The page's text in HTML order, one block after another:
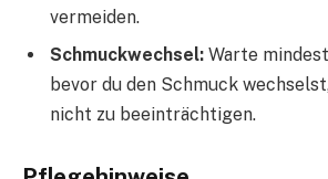
vermeiden.
Schmuckwechsel: Warte
bevor du den Schmuck
nicht zu beeinträchtigen.